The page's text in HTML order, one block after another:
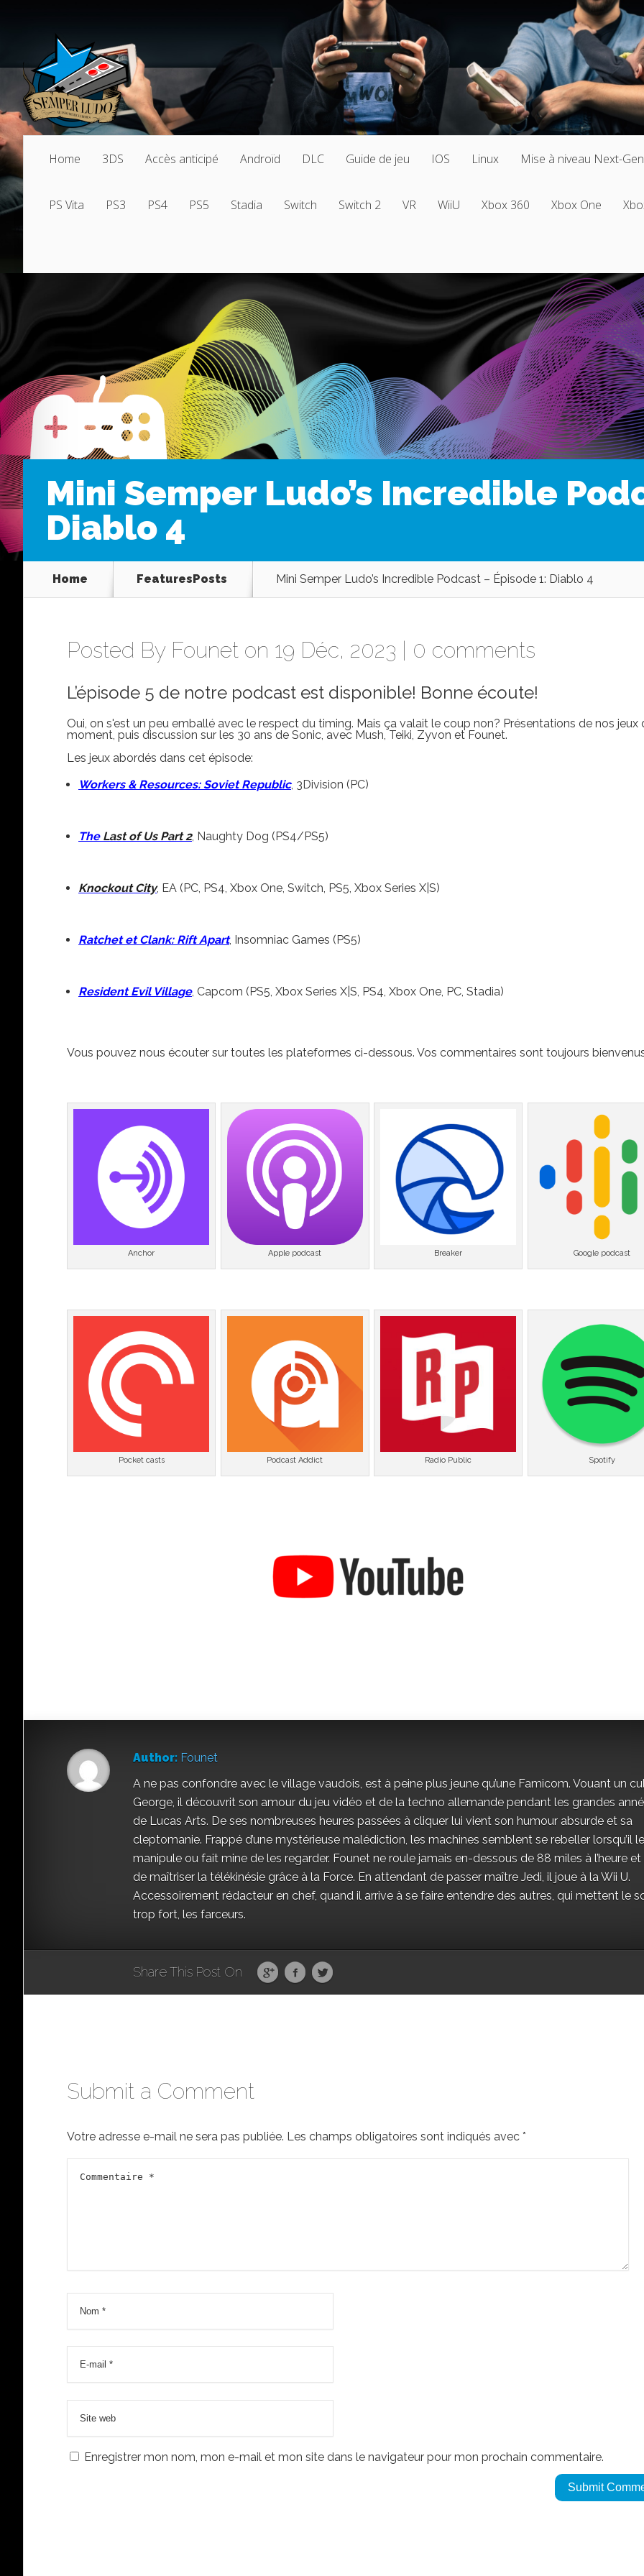
Home 3DS Accès anticipé Androïd DLC Guide de jeu IOS Linux Mise à niveau Next-Gen
PS Vita PS3 PS4 PS5 Stadia Switch Switch 2 VR WiiU Xbox 360 Xbox One
Mini Semper Ludo’s Incredible
Diablo 4
Home FeaturesPosts Mini Semper Ludo’s Incredible Podcast – Épisode 1: Diablo 4
Posted By Founet on 19 Déc, 2023 | 0 comments
L’épisode 5 de notre podcast est disponible! Bonne écoute!
Oui, on s'est un peu emballé avec le respect du timing. Mais ça valait le coup non? Présentations de nos jeux
moment, puis discussion sur les 30 ans de Sonic, avec Mush, Teiki, Zyvon et Founet.
Les jeux abordés dans cet épisode:
Workers & Resources: Soviet Republic, 3Division (PC)
The Last of Us Part 2, Naughty Dog (PS4/PS5)
Knockout City, EA (PC, PS4, Xbox One, Switch, PS5, Xbox Series X|S)
Ratchet et Clank: Rift Apart, Insomniac Games (PS5)
Resident Evil Village, Capcom (PS5, Xbox Series X|S, PS4, Xbox One, PC, Stadia)
Vous pouvez nous écouter sur toutes les plateformes ci-dessous. Vos commentaires sont toujours
Anchor Apple podcast Breaker Google podcast
Pocket casts Podcast Addict Radio Public Spotify
Author: Founet
A ne pas confondre avec le village vaudois, est à peine plus jeune qu’une Famicom. Vouant un
George, il découvrit son amour du jeu vidéo et de la techno allemande pendant les grandes
de Lucas Arts. De ses nombreuses heures passées à cliquer lui vient son humour absurde et sa
cleptomanie. Frappé d’une mystérieuse malédiction, les machines semblent se rebeller lorsqu’il
manipule ou fait mine de les regarder. Founet ne roule jamais en-dessous de 88 miles à l’heure et
de maîtriser la télékinésie grâce à la Force. En attendant de passer maître Jedi, il joue à la Wii U.
Accessoirement rédacteur en chef, quand il arrive à se faire entendre des autres, qui mettent le
trop fort, les farceurs.
Share This Post On
Submit a Comment
Votre adresse e-mail ne sera pas publiée. Les champs obligatoires sont indiqués avec *
Enregistrer mon nom, mon e-mail et mon site dans le navigateur pour mon prochain commentaire.